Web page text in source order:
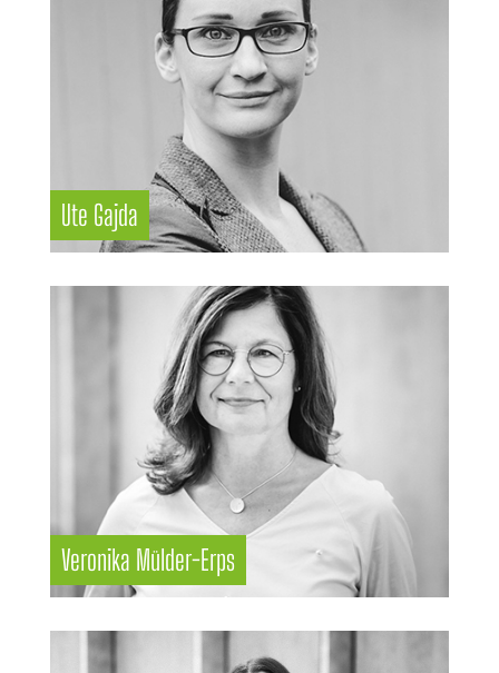
Ute Gajda
Veronika Mülder-Erps